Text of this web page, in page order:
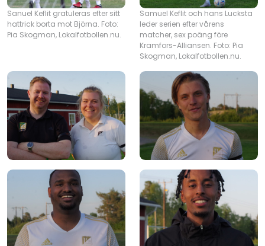
Sanuel Keflit gratuleras efter sitt
hattrick borta mot Björna. Foto:
Pia Skogman, Lokalfotbollen.nu.
Samuel Keflit och hans Lucksta
leder serien efter vårens
matcher, sex poäng före
Kramfors-Alliansen. Foto: Pia
Skogman, Lokalfotbollen.nu.